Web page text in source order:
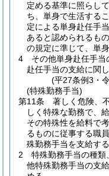
定める基準に照らし
ち、単身で生活する
定による単身赴任手
あると認められるも
の規定に準じて、単
4
その他単身赴任手
赴任手当の支給に関
(平27条例3・
(特殊勤務手当)
第11条
著しく危険、
しく特殊な勤務で、
その特殊性を給料で
るものに従事する職
殊勤務手当を支給する
2
特殊勤務手当の種
他特殊勤務手当の支